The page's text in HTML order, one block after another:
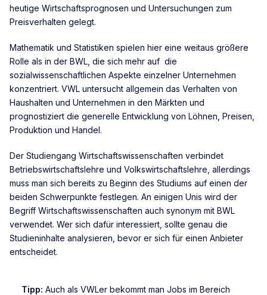
heutige Wirtschaftsprognosen und Untersuchungen zum
Preisverhalten gelegt.
Mathematik und Statistiken spielen hier eine weitaus größere
Rolle als in der BWL, die sich mehr auf die
sozialwissenschaftlichen Aspekte einzelner Unternehmen
konzentriert. VWL untersucht allgemein das Verhalten von
Haushalten und Unternehmen in den Märkten und
prognostiziert die generelle Entwicklung von Löhnen, Preisen,
Produktion und Handel.
Der Studiengang Wirtschaftswissenschaften verbindet
Betriebswirtschaftslehre und Volkswirtschaftslehre, allerdings
muss man sich bereits zu Beginn des Studiums auf einen der
beiden Schwerpunkte festlegen. An einigen Unis wird der
Begriff Wirtschaftswissenschaften auch synonym mit BWL
verwendet. Wer sich dafür interessiert, sollte genau die
Studieninhalte analysieren, bevor er sich für einen Anbieter
entscheidet.
Tipp: Auch als VWLer bekommt man Jobs im Bereich